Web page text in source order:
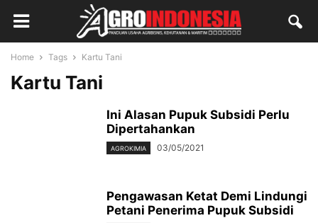
Home Tags Kartu Tani
Kartu Tani
Ini Alasan Pupuk Subsidi Perlu
Dipertahankan
AGROKIMIA 03/05/2021
Pengawasan Ketat Demi Lindungi
Petani Penerima Pupuk Subsidi